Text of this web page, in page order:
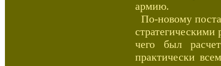
армию.
По-новому
чего был
практически